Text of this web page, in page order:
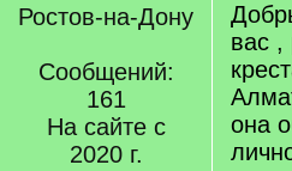
Ростов-на-Дону
Сообщений:
161
На сайте с
2020 г.
вас ,
она